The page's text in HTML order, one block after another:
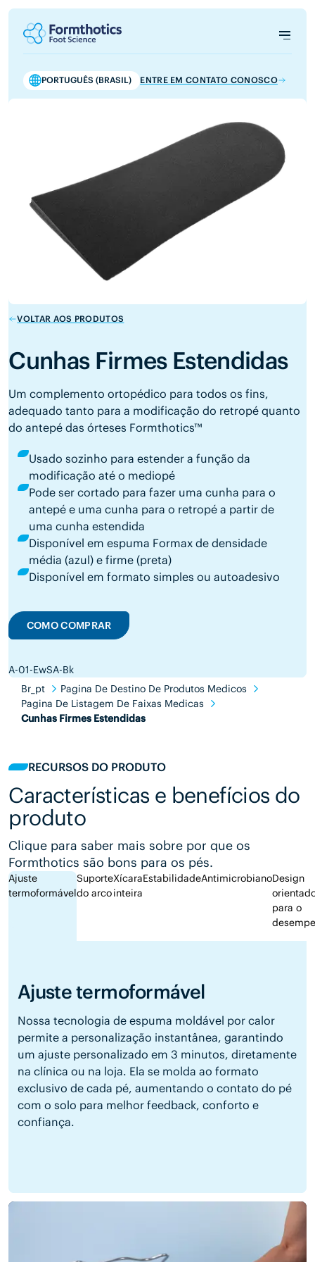
PORTUGUÊS (BRASIL) ENTRE EM CONTATO CONOSCO
VOLTAR AOS PRODUTOS
Cunhas Firmes Estendidas
Um complemento ortopédico para todos os fins,
adequado tanto para a modificação do retropé quanto
do antepé das órteses Formthotics™
Usado sozinho para estender a função da
modificação até o mediopé
Pode ser cortado para fazer uma cunha para o
antepé e uma cunha para o retropé a partir de
uma cunha estendida
Disponível em espuma Formax de densidade
média (azul) e firme (preta)
Disponível em formato simples ou autoadesivo
COMO COMPRAR
A-01-EwSA-Bk
Br_pt
Pagina De Destino De Produtos Medicos
Pagina De Listagem De Faixas Medicas
Cunhas Firmes Estendidas
RECURSOS DO PRODUTO
Características e benefícios do
produto
Clique para saber mais sobre por que os
Formthotics são bons para os pés.
Ajuste
termoformável
Suporte
do arco
Xícara
inteira
EstabilidadeAntimicrobianoDesign
para o
Ajuste termoformável
Nossa tecnologia de espuma moldável por calor
permite a personalização instantânea, garantindo
um ajuste personalizado em 3 minutos, diretamente
na clínica ou na loja. Ela se molda ao formato
exclusivo de cada pé, aumentando o contato do pé
com o solo para melhor feedback, conforto e
confiança.